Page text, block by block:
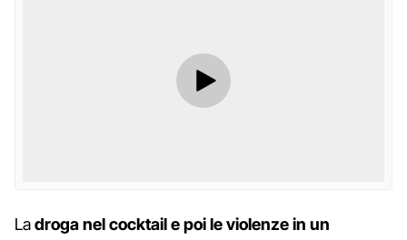
Ladroga nel cocktail e poi le violenze in un